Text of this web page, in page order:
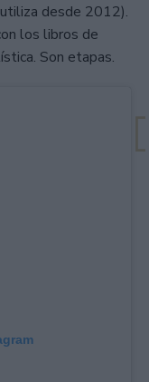
desde 2012).
los libros de
Son etapas.